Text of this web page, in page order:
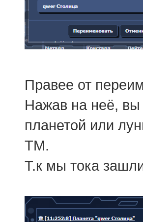
Правее от
Нажав на неё, вы
планетой или
ТМ.
Т.к мы тока